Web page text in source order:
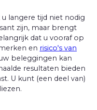
langere tijd niet nodig
zijn, maar brengt
dat u vooraf op
en risico's van
beleggingen kan
resultaten bieden
U kunt (een deel van)